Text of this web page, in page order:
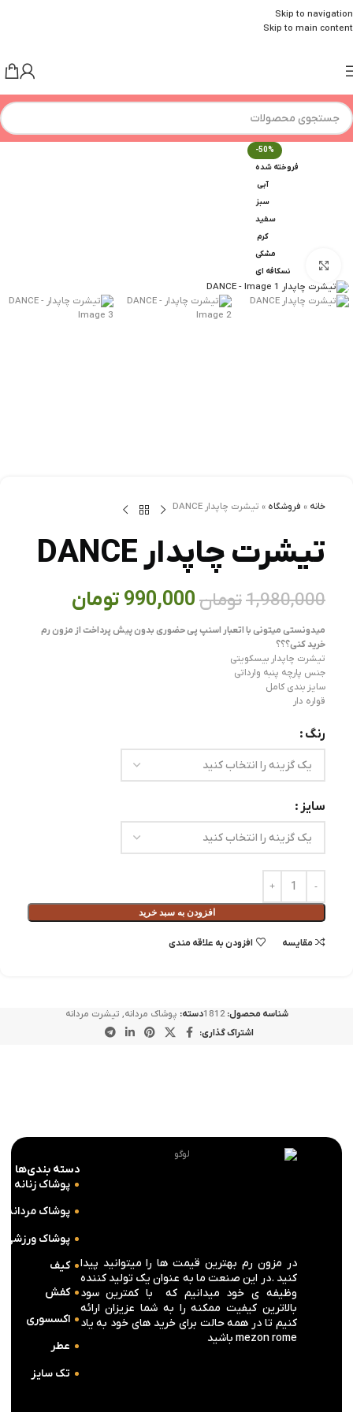
Skip to navigation
Skip to main content
-50%
فروخته شده
آبی
سبز
سفید
کرم
مشکی
نسکافه ای
برای بزرگنمایی کلیک کنید
خانه » فروشگاه » تيشرت چاپدار DANCE
تيشرت چاپدار DANCE
1,980,000تومان 990,000 تومان
میدونستی میتونی با اتعبار اسنپ پی حضوری بدون پیش پرداخت از مزون رم
خرید کنی؟؟؟
تیشرت چاپدار بیسکویتی
جنس پارچه پنبه وارداتی
سایز بندی کامل
قواره دار
رنگ
سایز
افزودن به سبد خرید
مقايسه افزودن به علاقه مندی
شناسه محصول:1812دسته: پوشاک مردانه, تیشرت مردانه
اشتراک گذاری:
در مزون رم بهترین قیمت ها را میتوانید پیدا
کنید .در این صنعت ما به عنوان یک تولید کننده
وظیفه ی خود میدانیم که با کمترین سود
بالاترین کیفیت ممکنه را به شما عزیزان ارائه
کنیم تا در همه حالت برای خرید های خود به یاد
mezon rome باشید
دسته بندی‌ها
پوشاک زنانه
پوشاک مردانه
پوشاک ورزشی
کیف
کفش
اکسسوری
عطر
تک سایز